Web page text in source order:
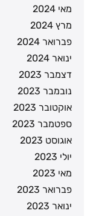
מאי 2024
מרץ 2024
פברואר 2024
ינואר 2024
דצמבר 2023
נובמבר 2023
אוקטובר 2023
ספטמבר 2023
אוגוסט 2023
יולי 2023
מאי 2023
פברואר 2023
ינואר 2023